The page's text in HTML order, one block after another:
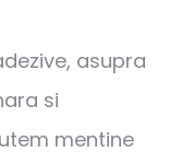
asupra
si
mentine